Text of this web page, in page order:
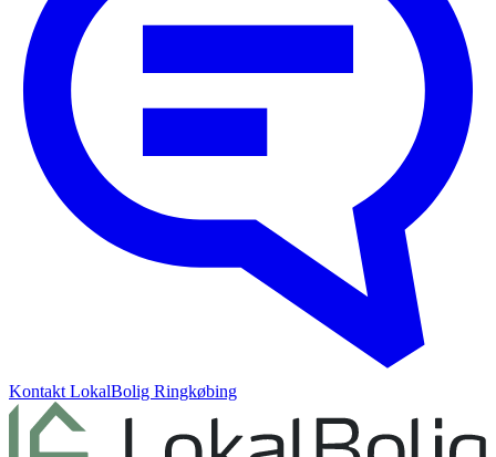
Kontakt LokalBolig Ringkøbing